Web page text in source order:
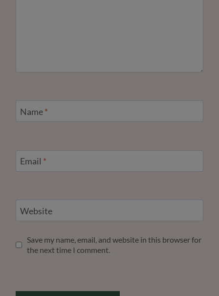
Name*
Email *
Website
Save my name, email, and website in this browser for
the next time I comment.